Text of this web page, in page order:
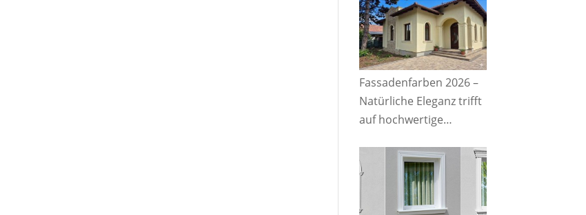
Stuckelementen
Fassadenfarben 2026 –
Natürliche Eleganz trifft
auf hochwertige